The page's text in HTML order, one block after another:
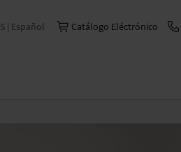
| Español Catálogo Eléctrónico